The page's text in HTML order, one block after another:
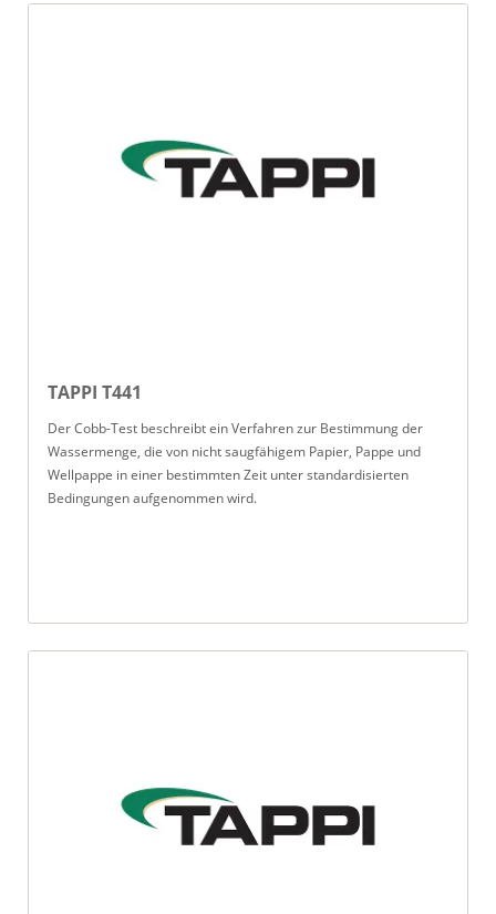
TAPPI T441
Der Cobb-Test beschreibt ein Verfahren zur Bestimmung der
Wassermenge, die von nicht saugfähigem Papier, Pappe und
Wellpappe in einer bestimmten Zeit unter standardisierten
Bedingungen aufgenommen wird.